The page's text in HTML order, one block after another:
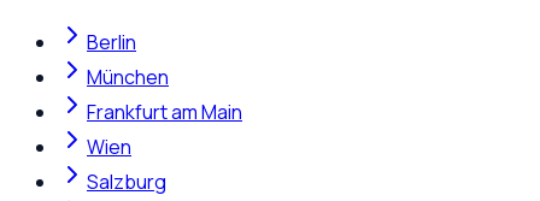
Berlin
München
Frankfurt am Main
Wien
Salzburg